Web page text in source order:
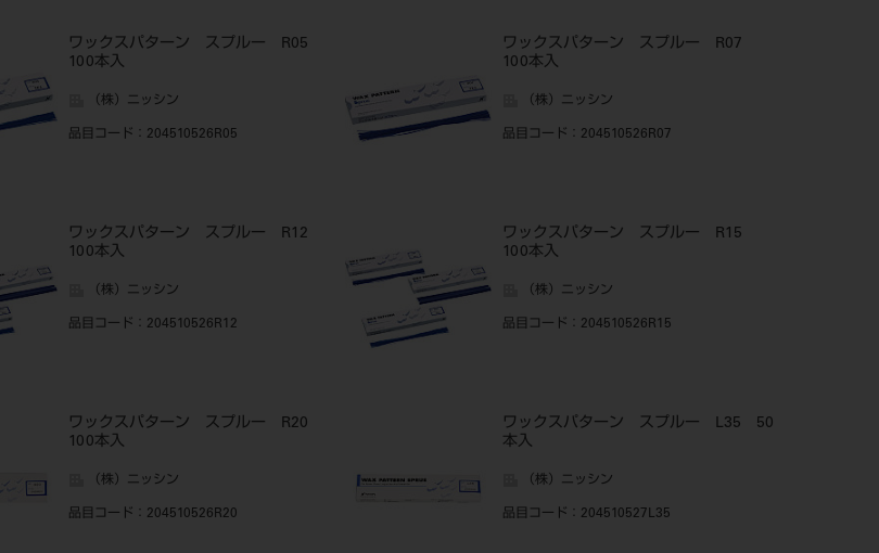
ワックスパターン スプルー R05
100本入
（株）ニッシン
品目コード ：204510526R05
ワックスパターン スプルー R07
100本入
（株）ニッシン
品目コード ：204510526R07
ワックスパターン スプルー R12
100本入
（株）ニッシン
品目コード ：204510526R12
ワックスパターン スプルー R15
100本入
（株）ニッシン
品目コード ：204510526R15
ワックスパターン スプルー R20
100本入
（株）ニッシン
品目コード ：204510526R20
ワックスパターン スプルー L35 50
本入
（株）ニッシン
品目コード ：204510527L35